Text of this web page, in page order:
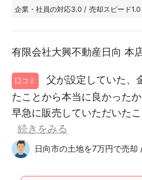
企業・社員の対応3.0 / 売却スピード1.0
有限会社大興不動産日向 本
口コミ
父が設定していた、
たことから本当に良かった
早急に販売していただいた
続きをみる
日向市の土地を7万円で売却